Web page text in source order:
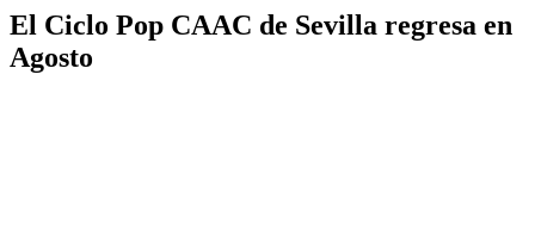
El Ciclo Pop CAAC de Sevilla regresa en
Agosto